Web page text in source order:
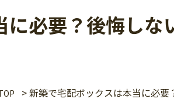
必要？後悔しな
>新築で宅配ボックスは本当に必